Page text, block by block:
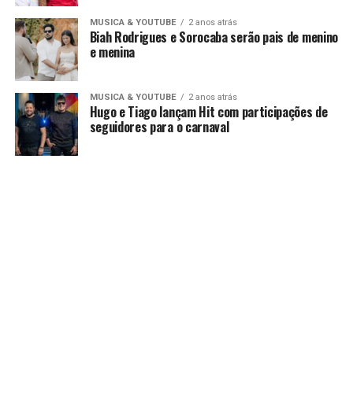
MUSICA & YOUTUBE 2 anos atrás
Biah Rodrigues e Sorocaba serão pais de menino
e menina
MUSICA & YOUTUBE 2 anos atrás
Hugo e Tiago lançam Hit com participações de
seguidores para o carnaval